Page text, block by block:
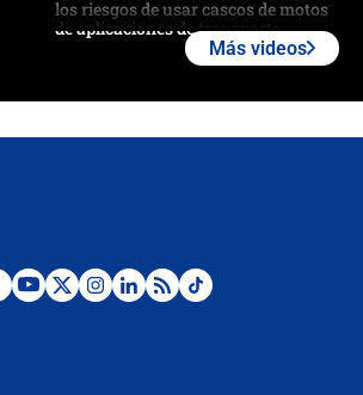
los riesgos de usar cascos de motos
de aplicaciones de transporte
celular? Requisitos, pasos y
Posesión de Abelardo De La Espriella
Más videos